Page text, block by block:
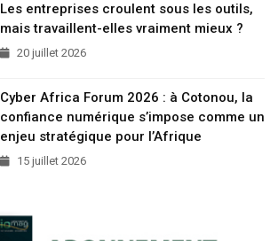
Les entreprises croulent sous les outils,
mais travaillent-elles vraiment mieux ?
20 juillet 2026
Cyber Africa Forum 2026 : à Cotonou, la
confiance numérique s’impose comme un
enjeu stratégique pour l’Afrique
15 juillet 2026